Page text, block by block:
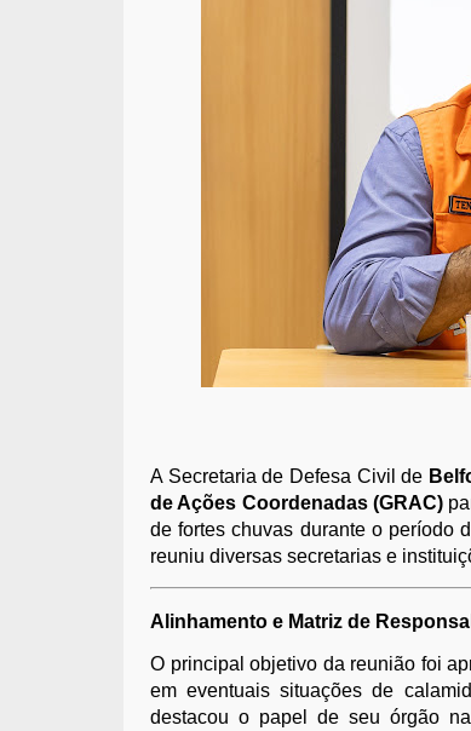
A Secretaria de Defesa Civil de
de Ações Coordenadas (GRAC)
de fortes chuvas durante o período
reuniu diversas secretarias e
Alinhamento e Matriz de
O principal objetivo da reunião foi
em eventuais situações de
destacou o papel de seu órgão